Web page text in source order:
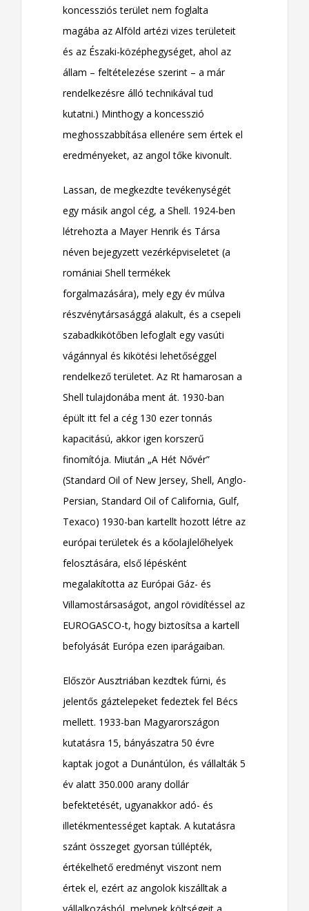
koncessziós terület nem foglalta
magába az Alföld artézi vizes területeit
és az Északi-középhegységet, ahol az
állam – feltételezése szerint – a már
rendelkezésre álló technikával tud
kutatni.) Minthogy a koncesszió
meghosszabbítása ellenére sem értek el
eredményeket, az angol tőke kivonult.
Lassan, de megkezdte tevékenységét
egy másik angol cég, a Shell. 1924-ben
létrehozta a Mayer Henrik és Társa
néven bejegyzett vezérképviseletet (a
romániai Shell termékek
forgalmazására), mely egy év múlva
részvénytársasággá alakult, és a csepeli
szabadkikötőben lefoglalt egy vasúti
vágánnyal és kikötési lehetőséggel
rendelkező területet. Az Rt hamarosan a
Shell tulajdonába ment át. 1930-ban
épült itt fel a cég 130 ezer tonnás
kapacitású, akkor igen korszerű
finomítója. Miután „A Hét Nővér”
(Standard Oil of New Jersey, Shell, Anglo-
Persian, Standard Oil of California, Gulf,
Texaco) 1930-ban kartellt hozott létre az
európai területek és a kőolajlelőhelyek
felosztására, első lépésként
megalakította az Európai Gáz- és
Villamostársaságot, angol rövidítéssel az
EUROGASCO-t, hogy biztosítsa a kartell
befolyását Európa ezen iparágaiban.
Először Ausztriában kezdtek fúrni, és
jelentős gáztelepeket fedeztek fel Bécs
mellett. 1933-ban Magyarországon
kutatásra 15, bányászatra 50 évre
kaptak jogot a Dunántúlon, és vállalták 5
év alatt 350.000 arany dollár
befektetését, ugyanakkor adó- és
illetékmentességet kaptak. A kutatásra
szánt összeget gyorsan túllépték,
értékelhető eredményt viszont nem
értek el, ezért az angolok kiszálltak a